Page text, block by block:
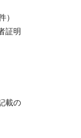
）
証明
載の